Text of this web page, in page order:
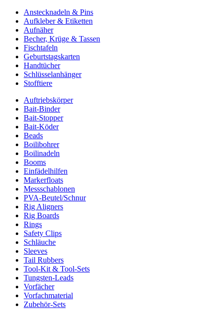
Anstecknadeln & Pins
Aufkleber & Etiketten
Aufnäher
Becher, Krüge & Tassen
Fischtafeln
Geburtstagskarten
Handtücher
Schlüsselanhänger
Stofftiere
Auftriebskörper
Bait-Binder
Bait-Stopper
Bait-Köder
Beads
Boilibohrer
Boilinadeln
Booms
Einfädelhilfen
Markerfloats
Messschablonen
PVA-Beutel/Schnur
Rig Aligners
Rig Boards
Rings
Safety Clips
Schläuche
Sleeves
Tail Rubbers
Tool-Kit & Tool-Sets
Tungsten-Leads
Vorfächer
Vorfachmaterial
Zubehör-Sets